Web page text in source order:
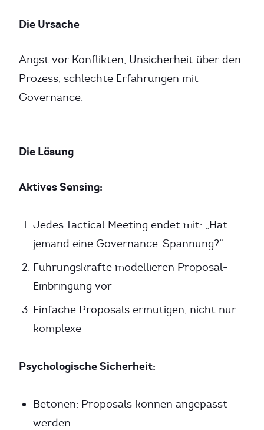
Die Ursache
Angst vor Konflikten, Unsicherheit über den
Prozess, schlechte Erfahrungen mit
Governance.
Die Lösung
Aktives Sensing:
Jedes Tactical Meeting endet mit: „Hat
jemand eine Governance-Spannung?”
Führungskräfte modellieren Proposal-
Einbringung vor
Einfache Proposals ermutigen, nicht nur
komplexe
Psychologische Sicherheit:
Betonen: Proposals können angepasst
werden